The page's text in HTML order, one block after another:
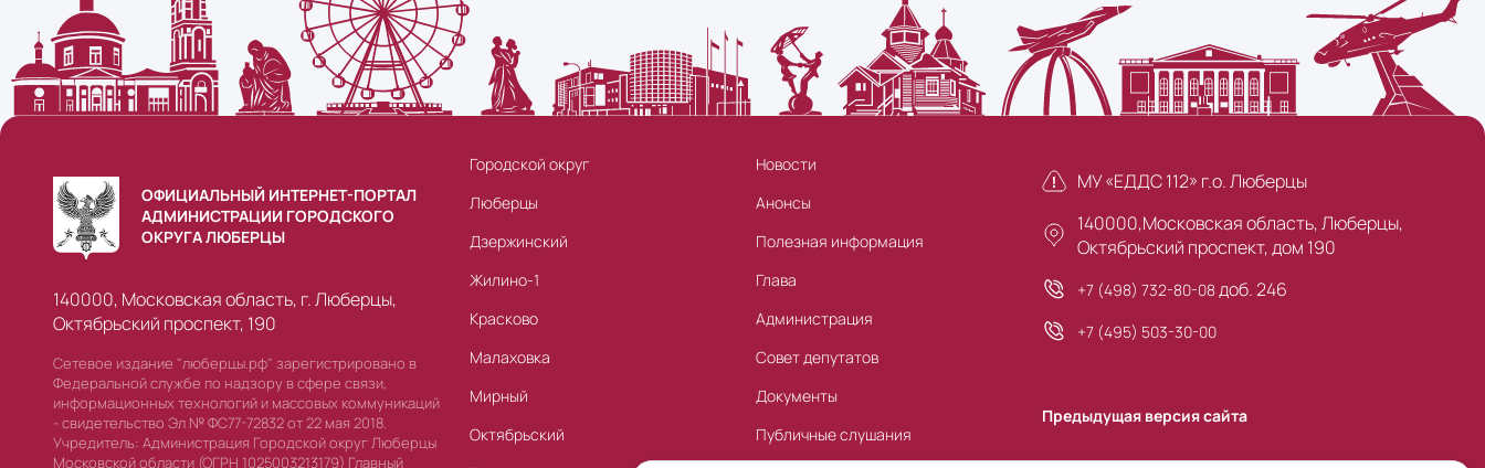
ОФИЦИАЛЬНЫЙ ИНТЕРНЕТ-ПОРТАЛ
АДМИНИСТРАЦИИ ГОРОДСКОГО
ОКРУГА ЛЮБЕРЦЫ
140000, Московская область, г. Люберцы,
Октябрьский проспект, 190
Сетевое издание "люберцы.рф" зарегистрировано в
Федеральной службе по надзору в сфере связи,
информационных технологий и массовых коммуникаций
- свидетельство Эл № ФС77-72832 от 22 мая 2018.
Учредитель: Администрация Городской округ Люберцы
Московской области (ОГРН 1025003213179) Главный
Городской округ
Люберцы
Дзержинский
Жилино-1
Красково
Малаховка
Мирный
Октябрьский
Новости
Анонсы
Полезная информация
Глава
Администрация
Совет депутатов
Документы
Публичные слушания
МУ «ЕДДС 112» г.о. Люберцы
140000,Московская область, Люберцы,
Октябрьский проспект, дом 190
+7 (498) 732-80-08 доб. 246
+7 (495) 503-30-00
Предыдущая версия сайта